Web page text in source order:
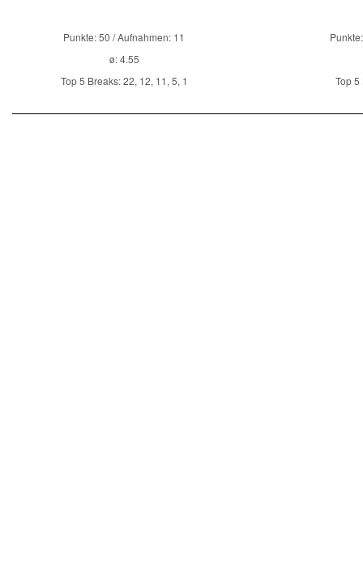
Punkte: 50 / Aufnahmen: 11
ø: 4.55
Top 5 Breaks: 22, 12, 11, 5, 1
Top 5